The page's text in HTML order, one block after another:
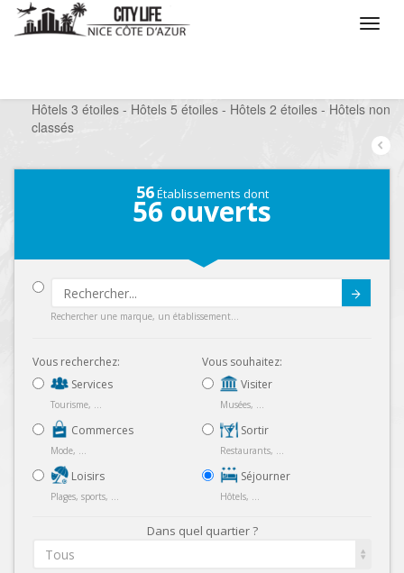
Hôtels 3 étoiles - Hôtels 5 étoiles - Hôtels 2 étoiles - Hôtels non
classés
56Établissements dont
56 ouverts
Rechercher une marque, un établissement...
Vous recherchez:
Services
Tourisme, ...
Commerces
Mode, ...
Loisirs
Plages, sports, ...
Vous souhaitez:
Visiter
Musées, ...
Sortir
Restaurants, ...
Séjourner
Hôtels, ...
Dans quel quartier ?
Tous